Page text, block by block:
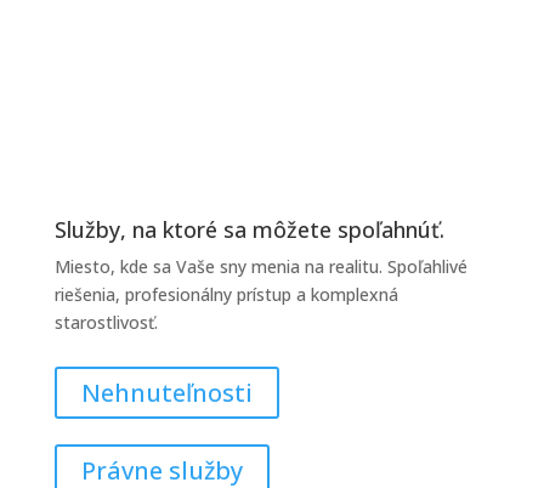
Služby, na ktoré sa môžete spoľahnúť.
Miesto, kde sa Vaše sny menia na realitu. Spoľahlivé
riešenia, profesionálny prístup a komplexná
starostlivosť.
Nehnuteľnosti
Právne služby